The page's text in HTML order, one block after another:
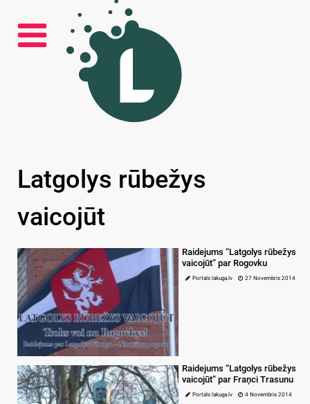
Latgolys rūbežys
vaicojūt
Raidejums “Latgolys rūbežys
vaicojūt” par Rogovku
Portals lakuga.lv 27 Novembris 2014
Raidejums “Latgolys rūbežys
vaicojūt” par Fraņci Trasunu
Portals lakuga.lv 4 Novembris 2014